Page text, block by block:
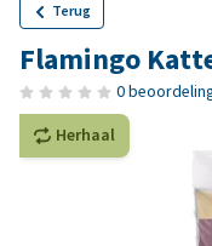
Terug
Flamingo
0
Herhaal